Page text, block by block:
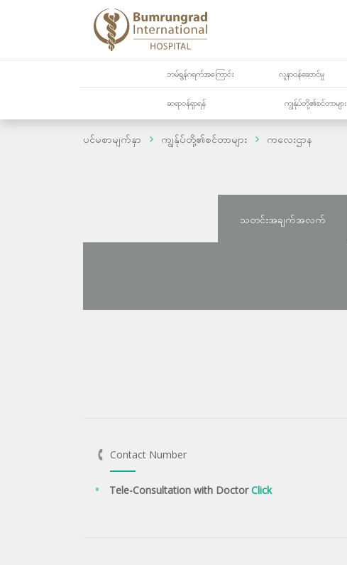
ဘမ်ရွန်ဂရက်အကြောင်း လူနာဝန်ဆောင်မှု
ဆရာဝန်ရှာရန် ကျွန်ုပ်တို့၏စင်တာများ
ပင်မစာမျက်နှာ ကျွန်ုပ်တို့၏စင်တာများ ကလေးဌာန
သတင်းအချက်အလက်
Contact Number
Tele-Consultation with DoctorClick